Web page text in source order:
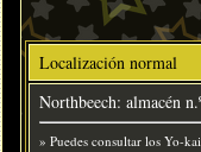
Localización normal
Northbeech: almacén
» Puedes consultar los Yo-